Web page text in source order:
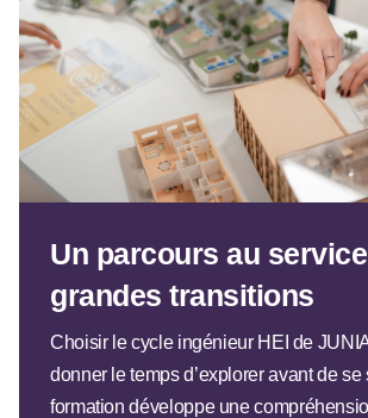
Un parcours au
grandes transitions
Choisir le cycle ingénieur HEI de
donner le temps d’explorer avant de se
formation développe une